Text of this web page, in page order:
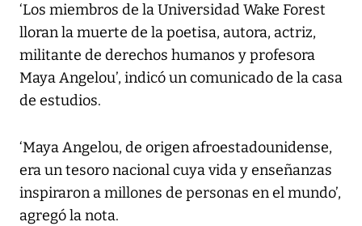
‘Los miembros de la Universidad Wake Forest
lloran la muerte de la poetisa, autora, actriz,
militante de derechos humanos y profesora
Maya Angelou’, indicó un comunicado de la casa
de estudios.
‘Maya Angelou, de origen afroestadounidense,
era un tesoro nacional cuya vida y enseñanzas
inspiraron a millones de personas en el mundo’,
agregó la nota.